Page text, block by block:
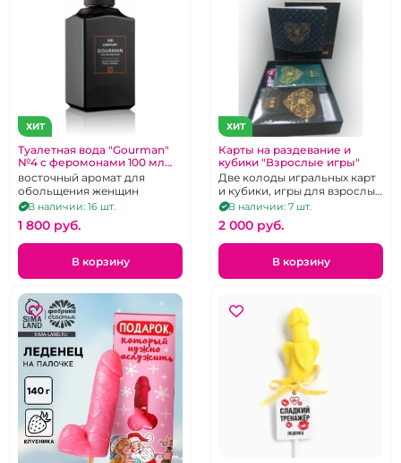
ХИТ
Туалетная вода "Gourman"
№4 с феромонами 100 мл
для мужчин
восточный аромат для
обольщения женщин
В наличии: 16 шт.
1 800 pуб.
В корзину
ХИТ
Карты на раздевание и
кубики "Взрослые игры"
Две колоды игральных карт
и кубики, игры для взрослых
"Любовь"
В наличии: 7 шт.
2 000 pуб.
В корзину